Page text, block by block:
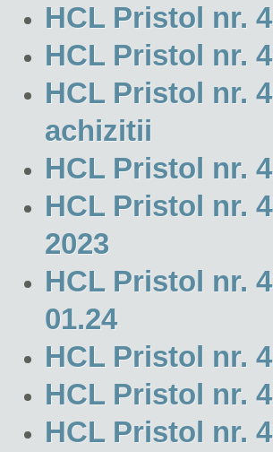
HCL Pristol nr.
HCL Pristol nr.
HCL Pristol nr.
achizitii
HCL Pristol nr.
HCL Pristol nr.
2023
HCL Pristol nr.
01.24
HCL Pristol nr.
HCL Pristol nr.
HCL Pristol nr.